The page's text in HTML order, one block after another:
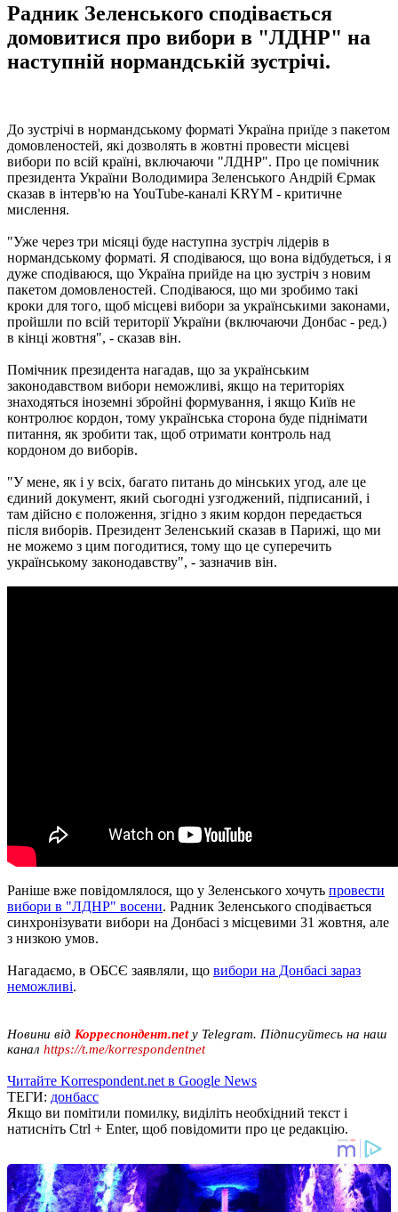
Радник Зеленського сподівається
домовитися про вибори в "ЛДНР" на
наступній нормандській зустрічі.
До зустрічі в нормандському форматі Україна приїде з пакетом
домовленостей, які дозволять в жовтні провести місцеві
вибори по всій країні, включаючи "ЛДНР". Про це помічник
президента України Володимира Зеленського Андрій Єрмак
сказав в інтерв'ю на YouTube-каналі KRYM - критичне
мислення.
"Уже через три місяці буде наступна зустріч лідерів в
нормандському форматі. Я сподіваюся, що вона відбудеться, і я
дуже сподіваюся, що Україна прийде на цю зустріч з новим
пакетом домовленостей. Сподіваюся, що ми зробимо такі
кроки для того, щоб місцеві вибори за українськими законами,
пройшли по всій території України (включаючи Донбас - ред.)
в кінці жовтня", - сказав він.
Помічник президента нагадав, що за українським
законодавством вибори неможливі, якщо на територіях
знаходяться іноземні збройні формування, і якщо Київ не
контролює кордон, тому українська сторона буде піднімати
питання, як зробити так, щоб отримати контроль над
кордоном до виборів.
"У мене, як і у всіх, багато питань до мінських угод, але це
єдиний документ, який сьогодні узгоджений, підписаний, і
там дійсно є положення, згідно з яким кордон передається
після виборів. Президент Зеленський сказав в Парижі, що ми
не можемо з цим погодитися, тому що це суперечить
українському законодавству", - зазначив він.
Раніше вже повідомлялося, що у Зеленського хочуть провести
вибори в "ЛДНР" восени. Радник Зеленського сподівається
синхронізувати вибори на Донбасі з місцевими 31 жовтня, але
з низкою умов.
Нагадаємо, в ОБСЄ заявляли, що вибори на Донбасі зараз
неможливі.
Новини від Корреспондент.net у Telegram. Підписуйтесь на наш
канал https://t.me/korrespondentnet
Читайте Korrespondent.net в Google News
ТЕГИ: донбасс
Якщо ви помітили помилку, виділіть необхідний текст і
натисніть Ctrl + Enter, щоб повідомити про це редакцію.